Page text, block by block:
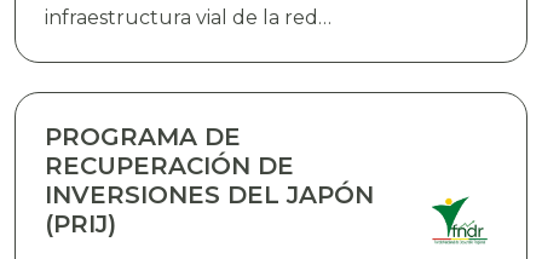
infraestructura vial de la red
vial en rutas urbanas e interurbanas,
Infraestructura aeroportuaria y
equipamiento, Adquisición de bienes
PROGRAMA DE
RECUPERACIÓN DE
INVERSIONES DEL JAPÓN
(PRIJ)